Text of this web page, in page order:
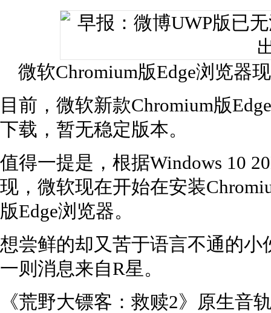
微软Chromium版Edge浏览器
目前，微软新款Chromium版
下载，暂无稳定版本。
值得一提是，根据Windows 10
现，微软现在开始在安装
版Edge浏览器。
想尝鲜的却又苦于语言不通的
一则消息来自R星。
《荒野大镖客：救赎2》原生音